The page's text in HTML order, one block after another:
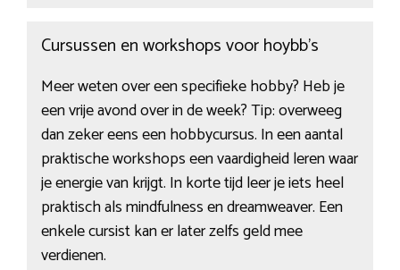
Cursussen en workshops voor hoybb’s
Meer weten over een specifieke hobby? Heb je
een vrije avond over in de week? Tip: overweeg
dan zeker eens een hobbycursus. In een aantal
praktische workshops een vaardigheid leren waar
je energie van krijgt. In korte tijd leer je iets heel
praktisch als mindfulness en dreamweaver. Een
enkele cursist kan er later zelfs geld mee
verdienen.